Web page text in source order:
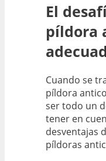
El
píldora
Cuando se
píldora
ser todo un
tener en
desventajas
píldoras